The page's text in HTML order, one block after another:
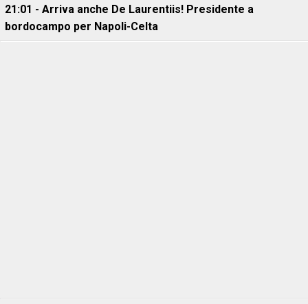
21:01 - Arriva anche De Laurentiis! Presidente a
bordocampo per Napoli-Celta